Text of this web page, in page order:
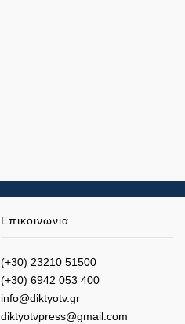
Επικοινωνία
(+30) 23210 51500
(+30) 6942 053 400
info@diktyotv.gr
diktyotvpress@gmail.com